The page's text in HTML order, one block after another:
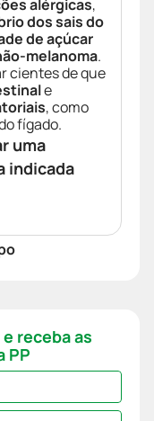
alérgicas,
dos sais do
de açúcar
melanoma.
cientes de que
e
, como
fígado.
uma
indicada
receba as
PP